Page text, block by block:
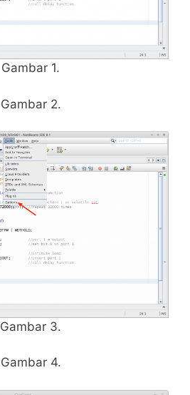
Gambar 1.
Gambar 2.
Gambar 3.
Gambar 4.